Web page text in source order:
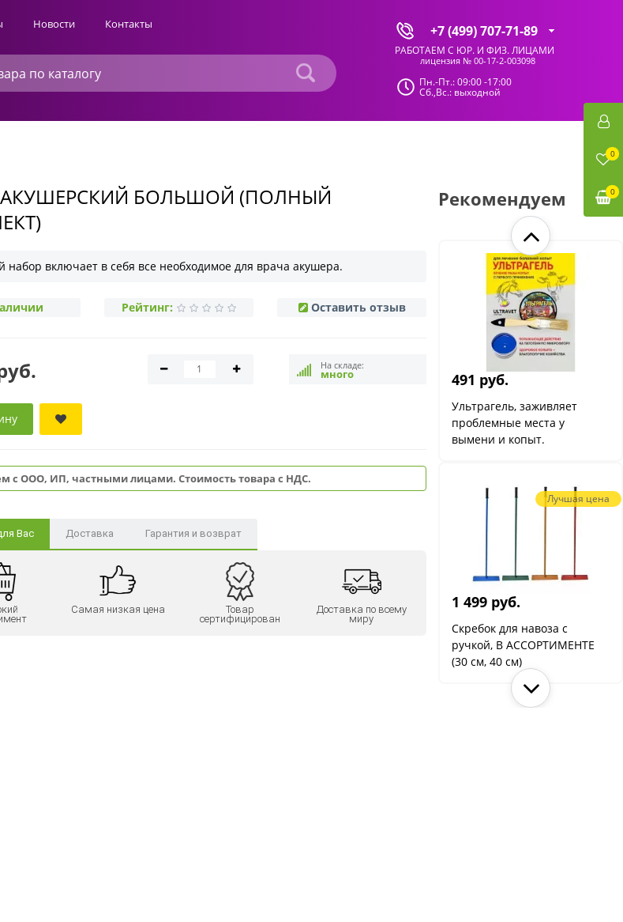
Новости Контакты +7 (499) 707-71-89
РАБОТАЕМ С ЮР. И ФИЗ. ЛИЦАМИ
лицензия № 00-17-2-003098
Пн.-Пт.: 09:00 -17:00
Сб.,Вс.: выходной
БОЛЬШОЙ (ПОЛНЫЙ
набор включает в себя все необходимое для врача акушера.
Рейтинг: Оставить отзыв
На складе:
много
с ООО, ИП, частными лицами. Стоимость товара с НДС.
Вас Доставка Гарантия и возврат
Самая низкая цена
Товар
сертифицирован
Доставка по всему
миру
Рекомендуем
491 руб.
Ультрагель, заживляет
проблемные места у
вымени и копыт.
Лучшая цена
1 499 руб.
Скребок для навоза с
ручкой, В АССОРТИМЕНТЕ
(30 см, 40 см)
0
0